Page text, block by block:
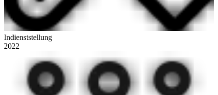
Indienststellung
2022